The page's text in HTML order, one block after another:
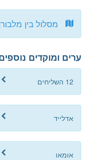
מסלול בין
ערים ומוקדים
12 השליחים
אדלייד
אומאו